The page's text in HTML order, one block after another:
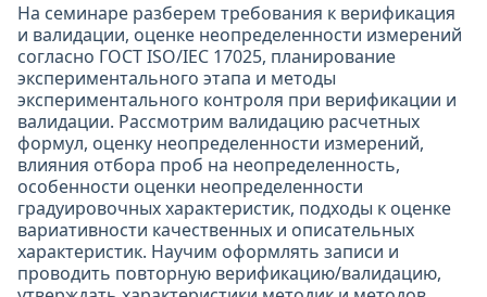
На семинаре разберем требования к верификация
и валидации, оценке неопределенности измерений
согласно ГОСТ ISO/IEC 17025, планирование
экспериментального этапа и методы
экспериментального контроля при верификации и
валидации. Рассмотрим валидацию расчетных
формул, оценку неопределенности измерений,
влияния отбора проб на неопределенность,
особенности оценки неопределенности
градуировочных характеристик, подходы к оценке
вариативности качественных и описательных
характеристик. Научим оформлять записи и
проводить повторную верификацию/валидацию,